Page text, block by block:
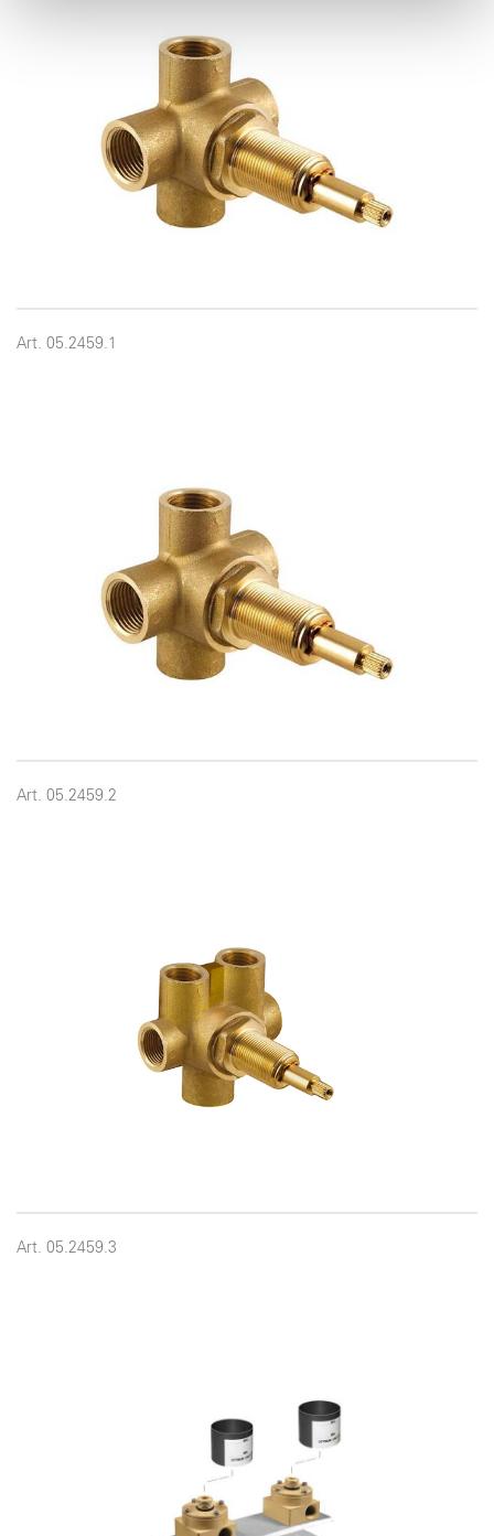
con altre informazioni che ha fornito loro o che hanno
raccolto dal suo utilizzo dei loro servizi.
Art. 05.2459.1
Art. 05.2459.2
Art. 05.2459.3